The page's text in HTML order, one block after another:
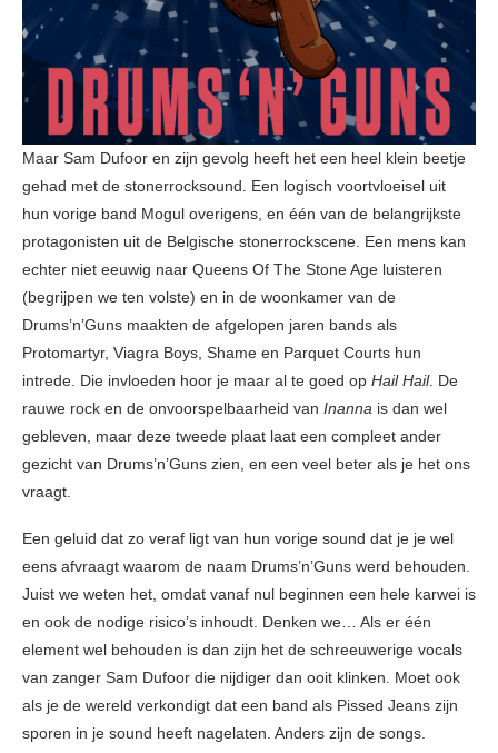
Maar Sam Dufoor en zijn gevolg heeft het een heel klein beetje
gehad met de stonerrocksound. Een logisch voortvloeisel uit
hun vorige band Mogul overigens, en één van de belangrijkste
protagonisten uit de Belgische stonerrockscene. Een mens kan
echter niet eeuwig naar Queens Of The Stone Age luisteren
(begrijpen we ten volste) en in de woonkamer van de
Drums’n’Guns maakten de afgelopen jaren bands als
Protomartyr, Viagra Boys, Shame en Parquet Courts hun
intrede. Die invloeden hoor je maar al te goed op Hail Hail. De
rauwe rock en de onvoorspelbaarheid van Inanna is dan wel
gebleven, maar deze tweede plaat laat een compleet ander
gezicht van Drums’n’Guns zien, en een veel beter als je het ons
vraagt.
Een geluid dat zo veraf ligt van hun vorige sound dat je je wel
eens afvraagt waarom de naam Drums’n’Guns werd behouden.
Juist we weten het, omdat vanaf nul beginnen een hele karwei is
en ook de nodige risico’s inhoudt. Denken we… Als er één
element wel behouden is dan zijn het de schreeuwerige vocals
van zanger Sam Dufoor die nijdiger dan ooit klinken. Moet ook
als je de wereld verkondigt dat een band als Pissed Jeans zijn
sporen in je sound heeft nagelaten. Anders zijn de songs.